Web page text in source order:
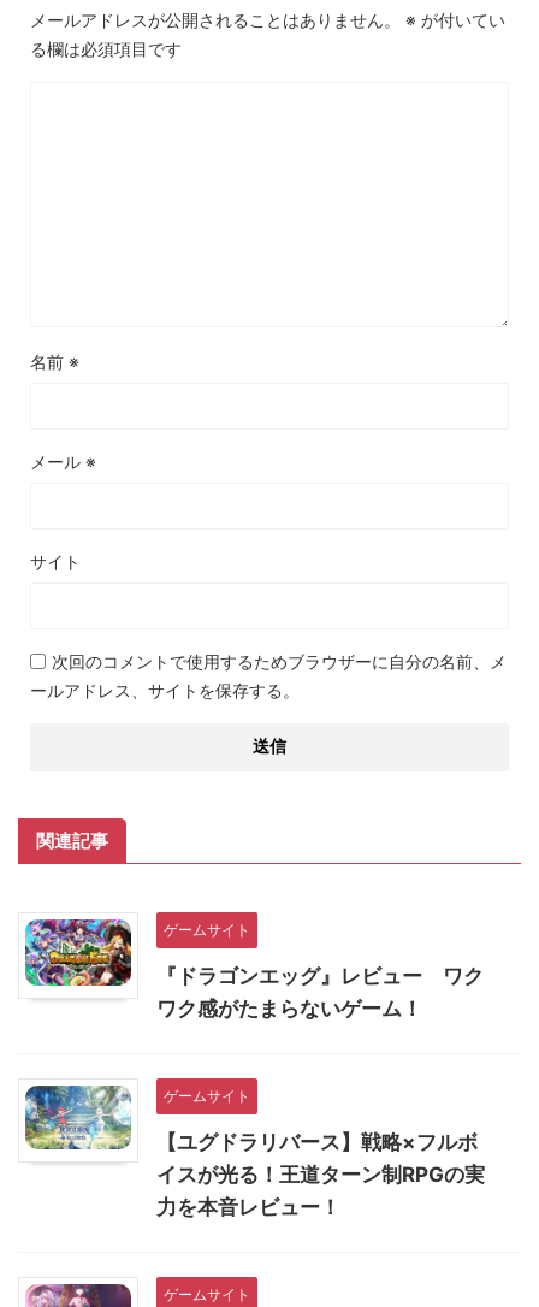
メールアドレスが公開されることはありません。 ※ が付いてい
る欄は必須項目です
名前 ※
メール ※
サイト
次回のコメントで使用するためブラウザーに自分の名前、メ
ールアドレス、サイトを保存する。
関連記事
ゲームサイト
『ドラゴンエッグ』レビュー ワク
ワク感がたまらないゲーム！
ゲームサイト
【ユグドラリバース】戦略×フルボ
イスが光る！王道ターン制RPGの実
力を本音レビュー！
ゲームサイト